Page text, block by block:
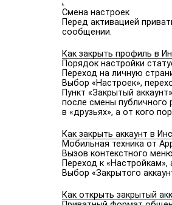
Смена настроек
Перед активацией
сообщении.
Как закрыть профиль в
Порядок настройки
Переход на личную
Выбор «Настроек»,
Пункт «Закрытый
после смены публичного
в «друзьях», а от кого
Как закрыть аккаунт в
Мобильная техника от
Вызов контекстного
Переход к
Выбор «Закрытого
Как открыть закрытый